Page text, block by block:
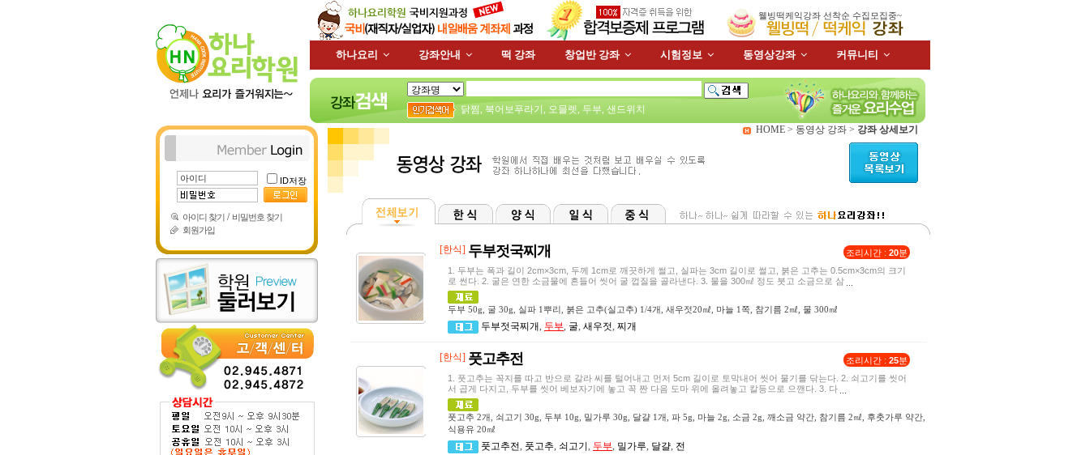
웰빙떡케익강좌 선착순 수집모집중~
하나요리 강좌안내 떡 강좌 창업반 강좌 시험정보 동영상강좌 커뮤니티
닭찜 북어보푸라기 오믈렛 두부 샌드위치
ID저장
아이디 찾기 / 비밀번호 찾기
회원가입
HOME > 동영상 강좌 > 강좌 상세보기
[한식] 두부젓국찌개 조리시간 : 20분
1. 두부는 폭과 길이 2cm×3cm, 두께 1cm로 깨끗하게 썰고, 실파는 3cm 길이로 썰고, 붉은 고추는 0.5cm×3cm의 크기
로 썬다. 2. 굴은 연한 소금물에 흔들어 씻어 굴 껍질을 골라낸다. 3. 물을 300㎖ 정도 붓고 소금으로 삼
두부 50g, 굴 30g, 실파 1뿌리, 붉은 고추(실고추) 1/4개, 새우젓20㎖, 마늘 1쪽, 참기름 2㎖, 물 300㎖
두부젓국찌개, 두부, 굴, 새우젓, 찌개
[한식] 풋고추전 조리시간 : 25분
1. 풋고추는 꼭지를 따고 반으로 갈라 씨를 털어내고 먼저 5cm 길이로 토막내어 씻어 물기를 닦는다. 2. 쇠고기를 씻어
서 곱게 다지고, 두부를 씻어 베보자기에 놓고 꼭 짠 다음 도마 위에 올려놓고 칼등으로 으깬다. 3. 다
풋고추 2개, 쇠고기 30g, 두부 10g, 밀가루 30g, 달걀 1개, 파 5g, 마늘 2g, 소금 2g, 깨소금 약간, 참기름 2㎖, 후춧가루 약간,
식용유 20㎖
풋고추전, 풋고추, 쇠고기 , 두부, 밀가루, 달걀, 전